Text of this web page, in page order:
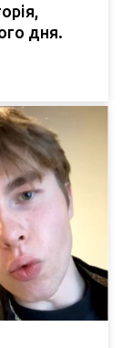
дня.